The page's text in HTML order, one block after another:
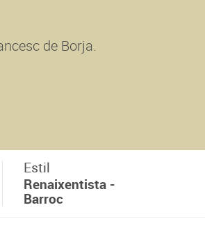
de Borja.
Estil
Renaixentista -
Barroc